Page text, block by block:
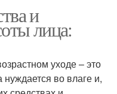
и
лица:
уходе – это
во влаге и,